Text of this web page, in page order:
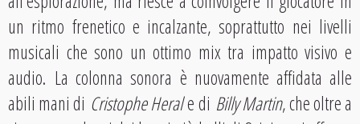
un ritmo frenetico e incalzante, soprattutto nei livelli
musicali che sono un ottimo mix tra impatto visivo e
audio. La colonna sonora è nuovamente affidata alle
abili mani di Cristophe Herale di Billy Martin, che oltre a